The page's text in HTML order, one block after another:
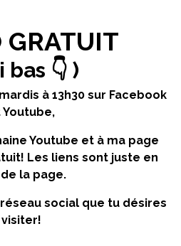
GRATUIT
bas 👇 )
à 13h30 sur Facebook
Youtube,
Youtube et à ma page
Les liens sont juste en
la page.
social que tu désires
visiter!